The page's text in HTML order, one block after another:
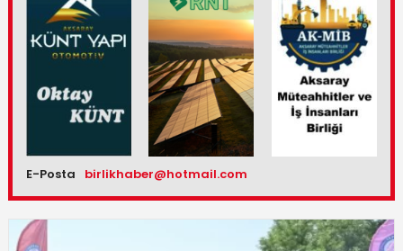
E-Posta birlikhaber@hotmail.com